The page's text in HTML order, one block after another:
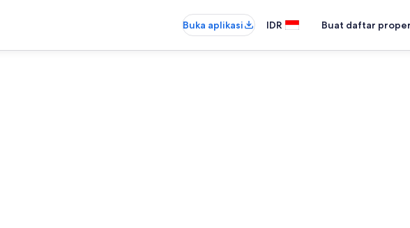
Buka aplikasi IDR Buat daftar